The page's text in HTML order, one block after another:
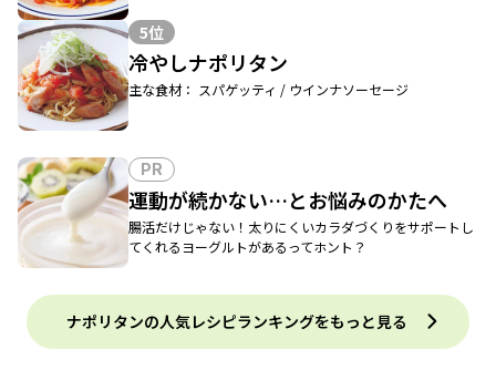
5位
冷やしナポリタン
主な食材： スパゲッティ / ウインナソーセージ
PR
運動が続かない…とお悩みのかたへ
腸活だけじゃない！太りにくいカラダづくりをサポートし
てくれるヨーグルトがあるってホント？
ナポリタンの人気レシピランキングをもっと見る